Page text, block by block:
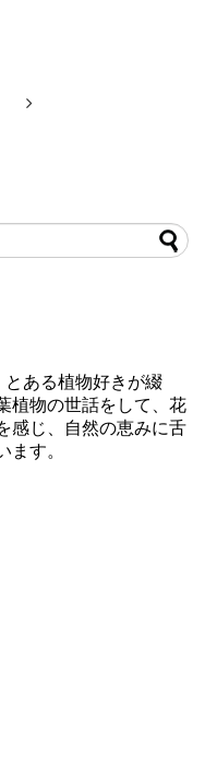
ある植物好きが綴
植物の世話をして、花
感じ、自然の恵みに舌
ます。